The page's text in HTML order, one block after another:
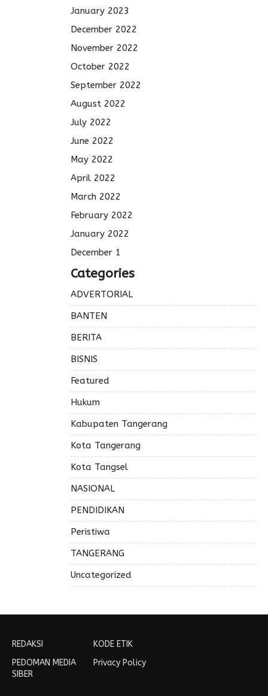
January 2023
December 2022
November 2022
October 2022
September 2022
August 2022
July 2022
June 2022
May 2022
April 2022
March 2022
February 2022
January 2022
December 1
Categories
ADVERTORIAL
BANTEN
BERITA
BISNIS
Featured
Hukum
Kabupaten Tangerang
Kota Tangerang
Kota Tangsel
NASIONAL
PENDIDIKAN
Peristiwa
TANGERANG
Uncategorized
REDAKSI
PEDOMAN MEDIA
SIBER
KODE ETIK
Privacy Policy